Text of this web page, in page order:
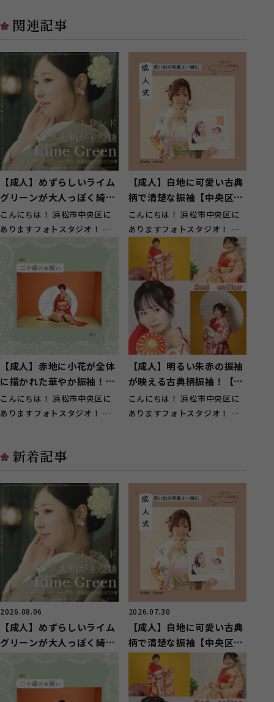
関連記事
【成人】めずらしいライム
グリーンが大人っぽく綺麗
な振袖【湖西市】
こんにちは！ 浜松市中央区に
ありますフォトスタジオ！ ガ
市のお客様...
【成人】白地に可愛い古典
柄で清楚な振袖【中央区湖
東町】
こんにちは！ 浜松市中央区に
ありますフォトスタジオ！ ガ
ーネット浜松西店です！ 中央
区湖東町の...
【成人】赤地に小花が全体
に描かれた華やか振袖！
【中央区若林町】
こんにちは！ 浜松市中央区に
ありますフォトスタジオ！ ガ
【成人】明るい朱赤の振袖
が映える古典柄振袖！【湖
西市】
こんにちは！ 浜松市中央区に
ありますフォトスタジオ！ ガ
新着記事
2026.08.06
【成人】めずらしいライム
グリーンが大人っぽく綺麗
2026.07.30
【成人】白地に可愛い古典
柄で清楚な振袖【中央区湖
東町】